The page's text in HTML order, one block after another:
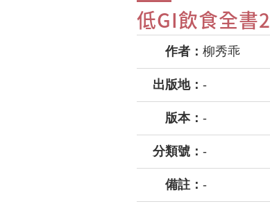
低GI飲食全書2
作者： 柳秀乖
出版地： -
版本： -
分類號： -
備註： -